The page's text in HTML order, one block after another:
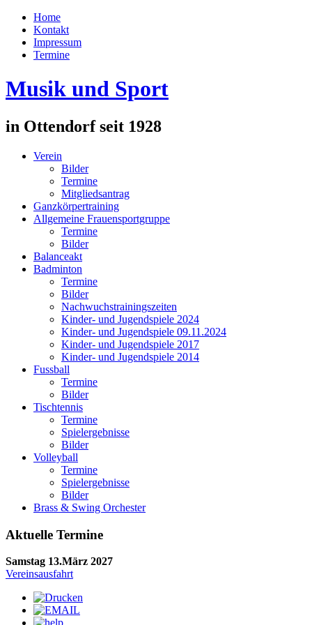
Home
Kontakt
Impressum
Termine
Musik und Sport
in Ottendorf seit 1928
Verein
Bilder
Termine
Mitgliedsantrag
Ganzkörpertraining
Allgemeine Frauensportgruppe
Termine
Bilder
Balanceakt
Badminton
Termine
Bilder
Nachwuchstrainingszeiten
Kinder- und Jugendspiele 2024
Kinder- und Jugendspiele 09.11.2024
Kinder- und Jugendspiele 2017
Kinder- und Jugendspiele 2014
Fussball
Termine
Bilder
Tischtennis
Termine
Spielergebnisse
Bilder
Volleyball
Termine
Spielergebnisse
Bilder
Brass & Swing Orchester
Aktuelle Termine
Samstag 13.März 2027
Vereinsausfahrt